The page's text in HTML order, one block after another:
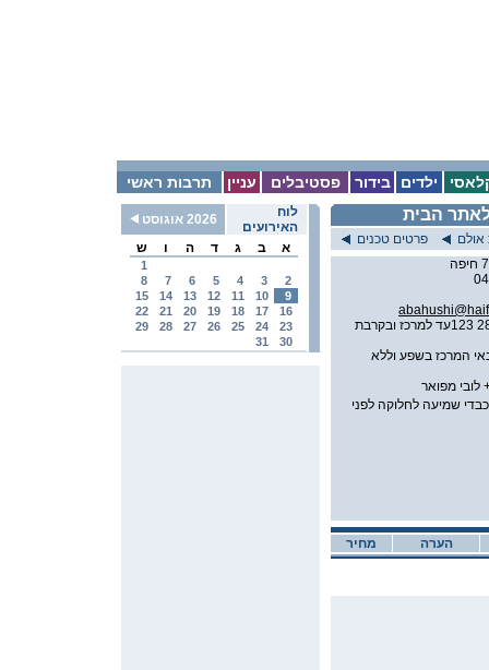
תרבות ראשי עניין פסטיבלים בידור ילדים
לוח
האירועים
2026 אוגוסט
א
ב ג ד ה ו ש
1
2
3
4
5
6
7
8
9
10
11
12
13
14
15
16
17
18
19
20
21
22
23
24
25
26
27
28
29
30
31
הבית
פרטים טכנים
קווי אוטובוס 15 28 123עד למרכז ובקרבת
המרכז בשפע וללא
לובי מפואר
שמיעה לחלוקה לפני
מחיר הערה